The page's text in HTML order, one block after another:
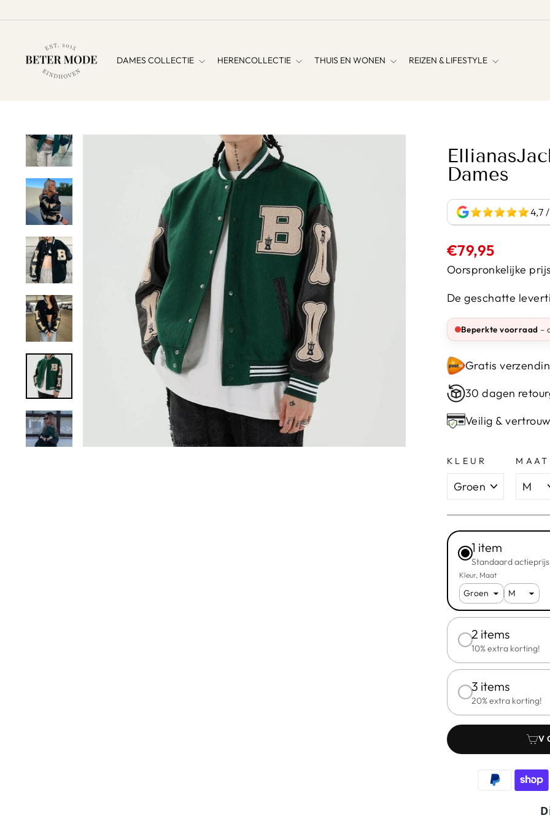
DAMES COLLECTIE HERENCOLLECTIE THUIS EN WONEN REIZEN & LIFESTYLE
Dames
4,7
€79,95
prijs
Oorspronkelijke
De geschatte
Beperkte voorraad –
Gratis
30 dagen
Veilig &
KLEUR MAAT
1 item
Standaard actieprijs
Kleur Maat
2 items
10% extra korting!
3 items
20% extra korting!